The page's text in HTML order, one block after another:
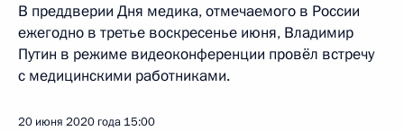
В преддверии Дня медика, отмечаемого в России
ежегодно в третье воскресенье июня, Владимир
Путин в режиме видеоконференции провёл встречу
с медицинскими работниками.
20 июня 2020 года 15:00